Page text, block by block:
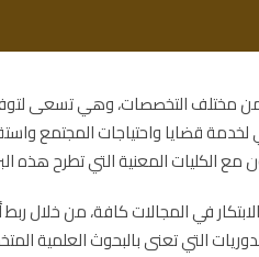
مختلف التخصصات، وهي تسعى
لخدمة قضايا واحتياجات المجتمع
مع الكليات المعنية التي تطرح هذه
في المجالات كافة، من خلال
التي تعنى بالبحوث العلمية